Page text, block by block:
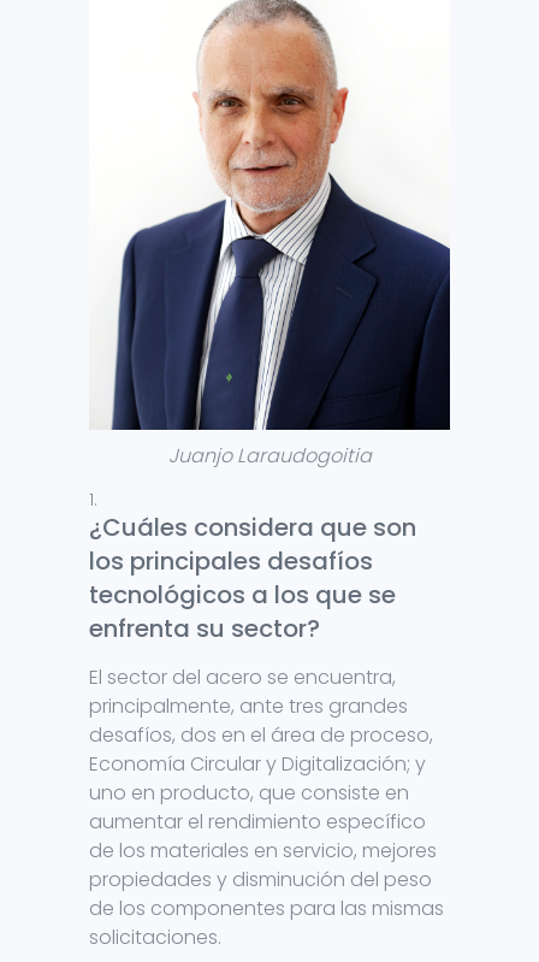
Juanjo Laraudogoitia
¿Cuáles considera que son
los principales desafíos
tecnológicos a los que se
enfrenta su sector?
El sector del acero se encuentra,
principalmente, ante tres grandes
desafíos, dos en el área de proceso,
Economía Circular y Digitalización; y
uno en producto, que consiste en
aumentar el rendimiento específico
de los materiales en servicio, mejores
propiedades y disminución del peso
de los componentes para las mismas
solicitaciones.